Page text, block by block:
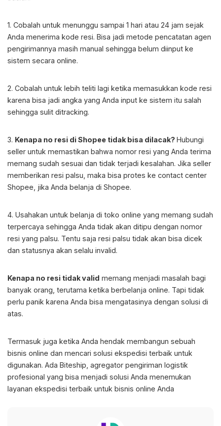
1. Cobalah untuk menunggu sampai 1 hari atau 24 jam sejak
Anda menerima kode resi. Bisa jadi metode pencatatan agen
pengirimannya masih manual sehingga belum diinput ke
sistem secara online.
2. Cobalah untuk lebih teliti lagi ketika memasukkan kode resi
karena bisa jadi angka yang Anda input ke sistem itu salah
sehingga sulit ditracking.
3. Kenapa no resi di Shopee tidak bisa dilacak? Hubungi
seller untuk memastikan bahwa nomor resi yang Anda terima
memang sudah sesuai dan tidak terjadi kesalahan. Jika seller
memberikan resi palsu, maka bisa protes ke contact center
Shopee, jika Anda belanja di Shopee.
4. Usahakan untuk belanja di toko online yang memang sudah
terpercaya sehingga Anda tidak akan ditipu dengan nomor
resi yang palsu. Tentu saja resi palsu tidak akan bisa dicek
dan statusnya akan selalu invalid.
Kenapa no resi tidak valid memang menjadi masalah bagi
banyak orang, terutama ketika berbelanja online. Tapi tidak
perlu panik karena Anda bisa mengatasinya dengan solusi di
atas.
Termasuk juga ketika Anda hendak membangun sebuah
bisnis online dan mencari solusi ekspedisi terbaik untuk
digunakan. Ada Biteship, agregator pengiriman logistik
profesional yang bisa menjadi solusi Anda menemukan
layanan ekspedisi terbaik untuk bisnis online Anda